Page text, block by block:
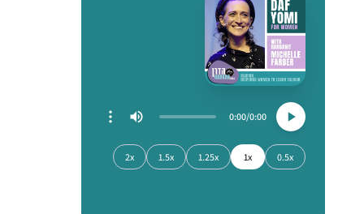
0:00
0:00
0.5x
1x
1.25x
1.5x
2x